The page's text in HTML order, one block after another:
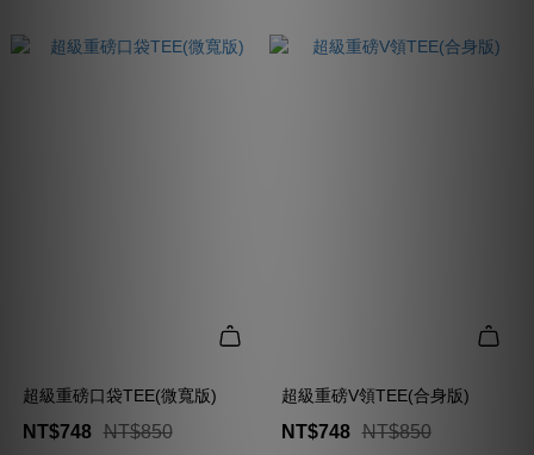
超級重磅口袋TEE(微寬版)
NT$748 NT$850
超級重磅V領TEE(合身版)
NT$748 NT$850